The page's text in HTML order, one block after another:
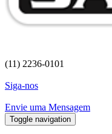
(11) 2236-0101
Siga-nos
Envie uma Mensagem
Toggle navigation